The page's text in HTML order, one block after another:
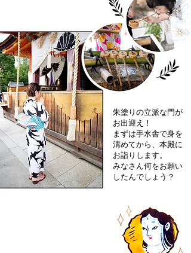
朱塗りの立派な門が
お出迎え！
まずは手水舎で身を
清めてから、本殿に
お詣りします。
​みなさん何をお願い
したんでしょう？